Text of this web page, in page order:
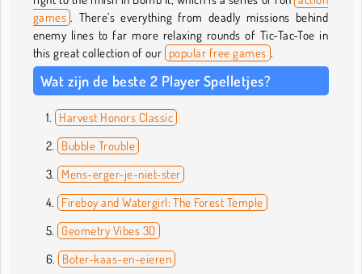
games . There’s everything from deadly missions behind
enemy lines to far more relaxing rounds of Tic-Tac-Toe in
this great collection of our popular free games .
Wat zijn de beste 2 Player Spelletjes?
Harvest Honors Classic
Bubble Trouble
Mens-erger-je-niet-ster
Fireboy and Watergirl: The Forest Temple
Geometry Vibes 3D
Boter-kaas-en-eieren